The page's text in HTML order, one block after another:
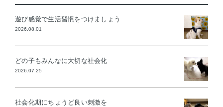
遊び感覚で生活習慣をつけましょう
2026.08.01
どの子もみんなに大切な社会化
2026.07.25
社会化期にちょうど良い刺激を